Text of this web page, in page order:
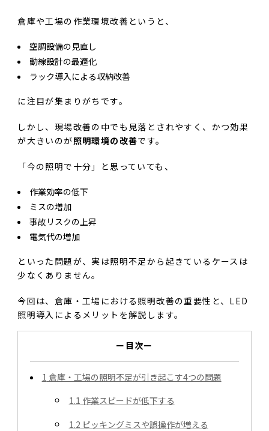
倉庫や工場の作業環境改善というと、
空調設備の見直し
動線設計の最適化
ラック導入による収納改善
に注目が集まりがちです。
しかし、現場改善の中でも見落とされやすく、かつ効果
が大きいのが照明環境の改善です。
「今の照明で十分」と思っていても、
作業効率の低下
ミスの増加
事故リスクの上昇
電気代の増加
といった問題が、実は照明不足から起きているケースは
少なくありません。
今回は、倉庫・工場における照明改善の重要性と、LED
照明導入によるメリットを解説します。
ー目次ー
1 倉庫・工場の照明不足が引き起こす4つの問題
1.1 作業スピードが低下する
1.2 ピッキングミスや誤操作が増える